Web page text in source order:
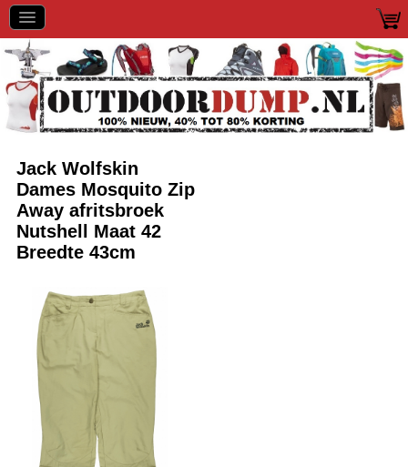
Jack Wolfskin
Dames Mosquito Zip
Away afritsbroek
Nutshell Maat 42
Breedte 43cm